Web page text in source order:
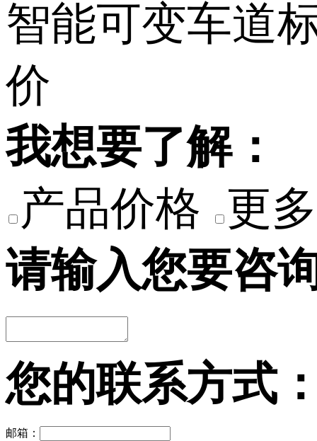
我想要了解：
产品价格 更
请输入您要咨
您的联系方式
邮箱：